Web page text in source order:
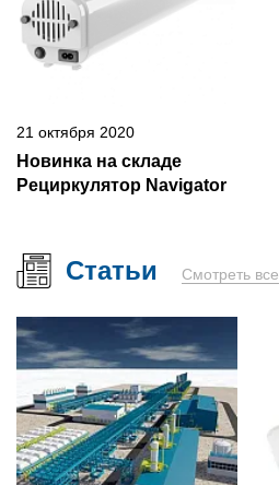
21 октября 2020
Новинка на складе
Рециркулятор Navigator
Статьи Смотреть все